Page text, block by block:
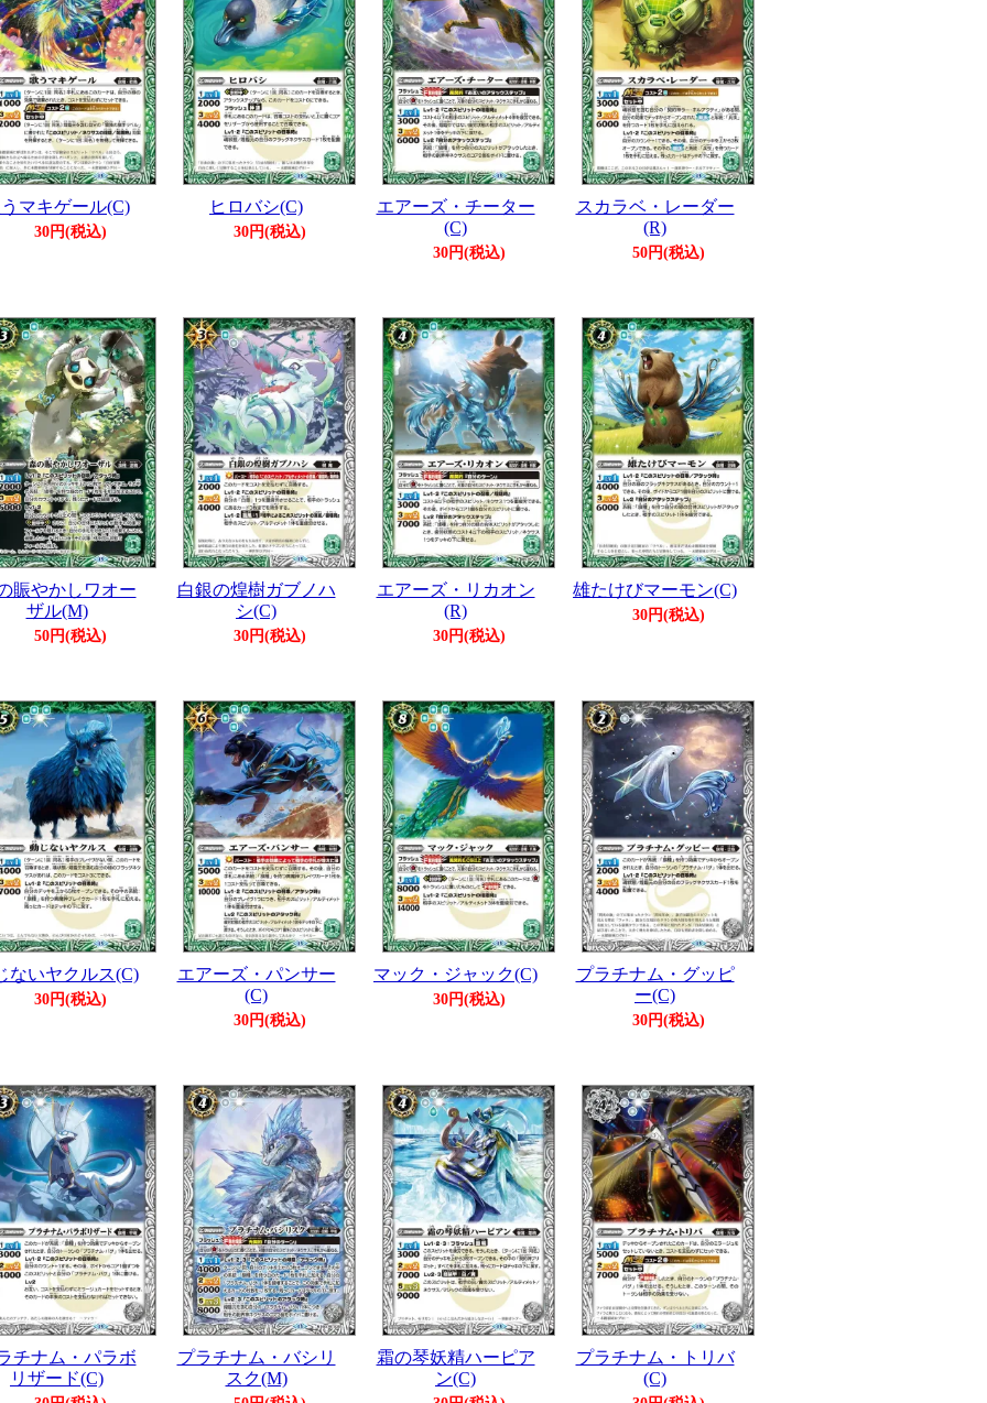
マキゲール(C)
30円(税込)
ヒロバシ(C)
30円(税込)
エアーズ・チーター
(C)
30円(税込)
スカラベ・レーダー
(R)
50円(税込)
賑やかしワオー
ザル(M)
50円(税込)
白銀の煌樹ガブノハ
シ(C)
30円(税込)
エアーズ・リカオン
(R)
30円(税込)
雄たけびマーモン(C)
30円(税込)
ないヤクルス(C)
30円(税込)
エアーズ・パンサー
(C)
30円(税込)
マック・ジャック(C)
30円(税込)
プラチナム・グッピ
ー(C)
30円(税込)
チナム・パラボ
リザード(C)
プラチナム・バシリ
スク(M)
霜の琴妖精ハーピア
ン(C)
プラチナム・トリバ
(C)